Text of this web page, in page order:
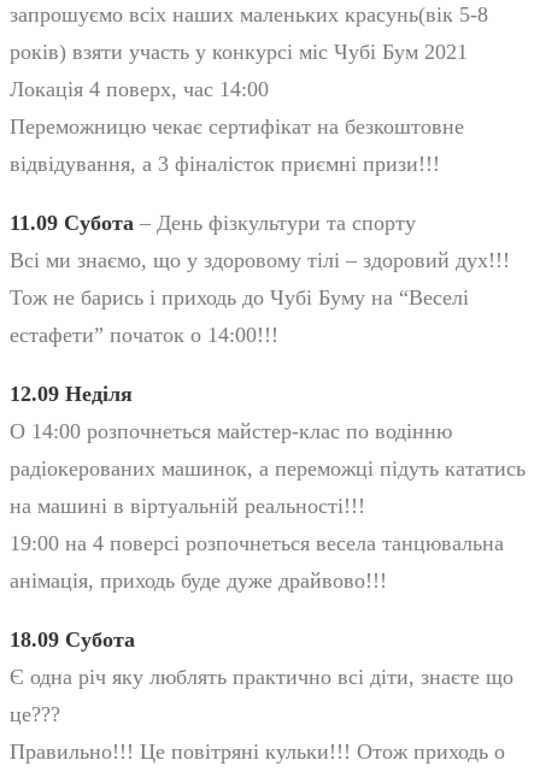
запрошуємо всіх наших маленьких красунь(вік 5-8
років) взяти участь у конкурсі міс Чубі Бум 2021
Локація 4 поверх, час 14:00
Переможницю чекає сертифікат на безкоштовне
відвідування, а 3 фіналісток приємні призи!!!
11.09 Субота – День фізкультури та спорту
Всі ми знаємо, що у здоровому тілі – здоровий дух!!!
Тож не барись і приходь до Чубі Буму на “Веселі
естафети” початок о 14:00!!!
12.09 Неділя
О 14:00 розпочнеться майстер-клас по водінню
радіокерованих машинок, а переможці підуть кататись
на машині в віртуальній реальності!!!
19:00 на 4 поверсі розпочнеться весела танцювальна
анімація, приходь буде дуже драйвово!!!
18.09 Субота
Є одна річ яку люблять практично всі діти, знаєте що
це???
Правильно!!! Це повітряні кульки!!! Отож приходь о